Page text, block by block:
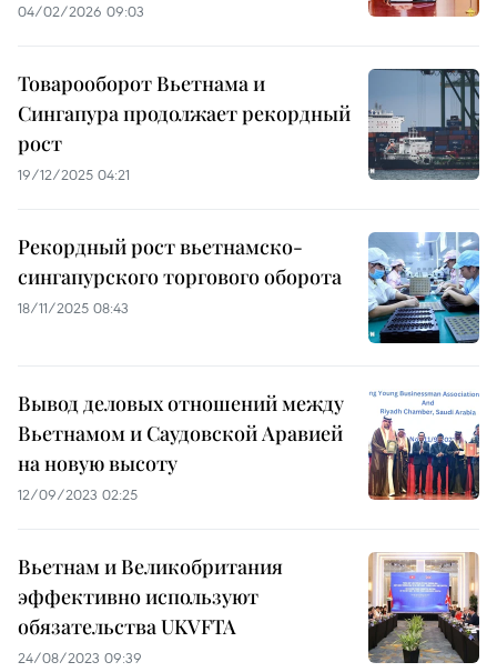
04/02/2026 09:03
Товарооборот Вьетнама и
Сингапура продолжает рекордный
рост
19/12/2025 04:21
Рекордный рост вьетнамско-
сингапурского торгового оборота
18/11/2025 08:43
Вывод деловых отношений между
Вьетнамом и Саудовской Аравией
на новую высоту
12/09/2023 02:25
Вьетнам и Великобритания
эффективно используют
обязательства UKVFTA
24/08/2023 09:39